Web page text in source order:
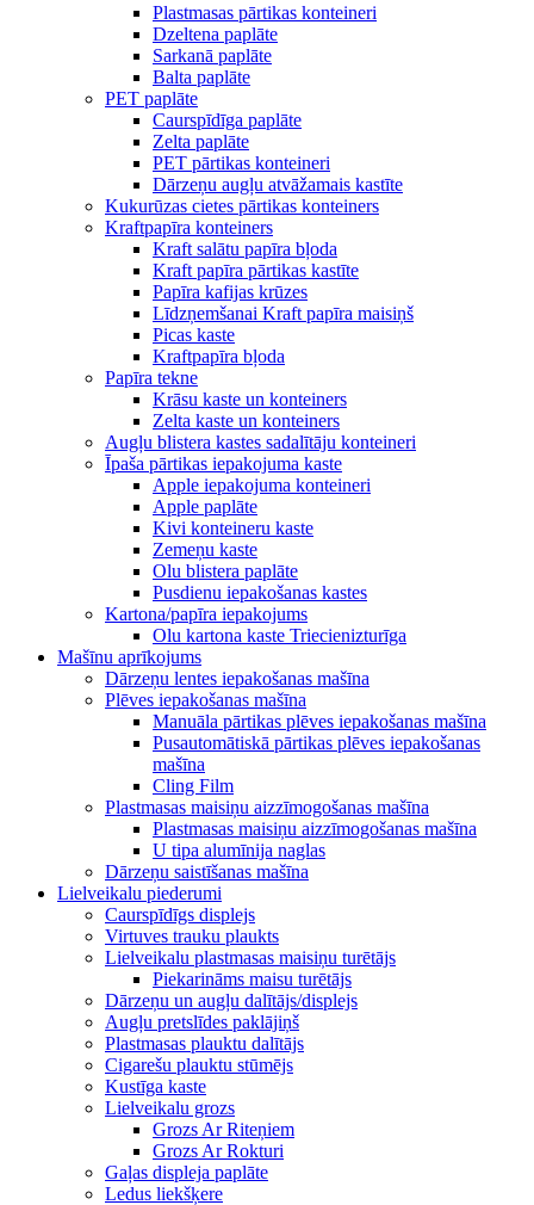
Plastmasas pārtikas konteineri
Dzeltena paplāte
Sarkanā paplāte
Balta paplāte
PET paplāte
Caurspīdīga paplāte
Zelta paplāte
PET pārtikas konteineri
Dārzeņu augļu atvāžamais kastīte
Kukurūzas cietes pārtikas konteiners
Kraftpapīra konteiners
Kraft salātu papīra bļoda
Kraft papīra pārtikas kastīte
Papīra kafijas krūzes
Līdzņemšanai Kraft papīra maisiņš
Picas kaste
Kraftpapīra bļoda
Papīra tekne
Krāsu kaste un konteiners
Zelta kaste un konteiners
Augļu blistera kastes sadalītāju konteineri
Īpaša pārtikas iepakojuma kaste
Apple iepakojuma konteineri
Apple paplāte
Kivi konteineru kaste
Zemeņu kaste
Olu blistera paplāte
Pusdienu iepakošanas kastes
Kartona/papīra iepakojums
Olu kartona kaste Triecienizturīga
Mašīnu aprīkojums
Dārzeņu lentes iepakošanas mašīna
Plēves iepakošanas mašīna
Manuāla pārtikas plēves iepakošanas mašīna
Pusautomātiskā pārtikas plēves iepakošanas
mašīna
Cling Film
Plastmasas maisiņu aizzīmogošanas mašīna
Plastmasas maisiņu aizzīmogošanas mašīna
U tipa alumīnija naglas
Dārzeņu saistīšanas mašīna
Lielveikalu piederumi
Caurspīdīgs displejs
Virtuves trauku plaukts
Lielveikalu plastmasas maisiņu turētājs
Piekarināms maisu turētājs
Dārzeņu un augļu dalītājs/displejs
Augļu pretslīdes paklājiņš
Plastmasas plauktu dalītājs
Cigarešu plauktu stūmējs
Kustīga kaste
Lielveikalu grozs
Grozs Ar Riteņiem
Grozs Ar Rokturi
Gaļas displeja paplāte
Ledus liekšķere